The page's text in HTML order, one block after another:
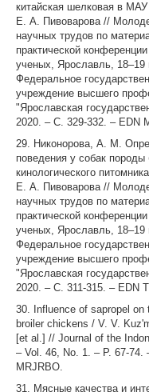
китайская шелковая в
Е. А. Пивоварова //
научных трудов по
практической
ученых, Ярославль, 18–19
Федеральное
учреждение высшего
"Ярославская
2020. – С. 329-332. – EDN
29. Никонорова, А. М.
поведения у собак
кинологического
Е. А. Пивоварова //
научных трудов по
практической
ученых, Ярославль, 18–19
Федеральное
учреждение высшего
"Ярославская
2020. – С. 311-315. – EDN
30. Influence of sapropel
broiler chickens / V. V.
[et al.] // Journal of the
– Vol. 46, No. 1. – P. 67-74.
MRJRBO.
31. Мясные качества и